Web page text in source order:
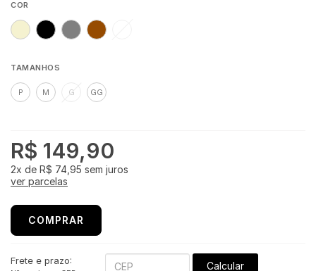
COR
TAMANHOS
P M G GG
R$ 149,90
2x de R$ 74,95 sem juros
ver parcelas
COMPRAR
Frete e prazo: Calcular